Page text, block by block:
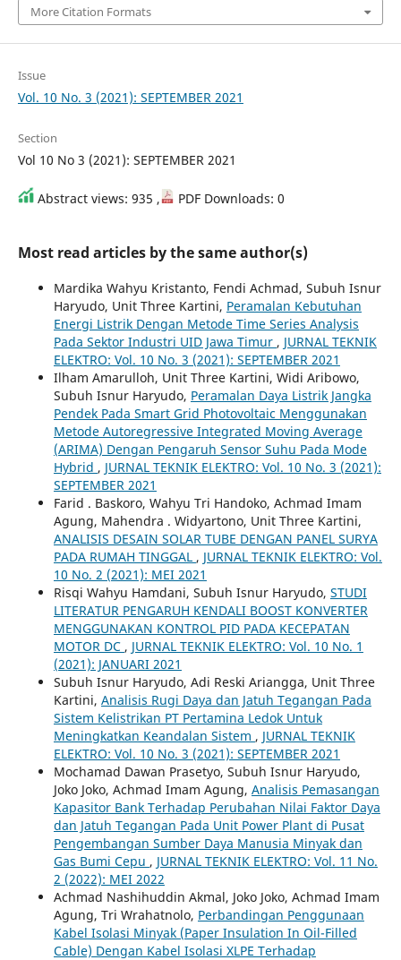
More Citation Formats
Issue
Vol. 10 No. 3 (2021): SEPTEMBER 2021
Section
Vol 10 No 3 (2021): SEPTEMBER 2021
Abstract views: 935 , PDF Downloads: 0
Most read articles by the same author(s)
Mardika Wahyu Kristanto, Fendi Achmad, Subuh Isnur
Haryudo, Unit Three Kartini, Peramalan Kebutuhan
Energi Listrik Dengan Metode Time Series Analysis
Pada Sektor Industri UID Jawa Timur , JURNAL TEKNIK
ELEKTRO: Vol. 10 No. 3 (2021): SEPTEMBER 2021
Ilham Amarulloh, Unit Three Kartini, Widi Aribowo,
Subuh Isnur Haryudo, Peramalan Daya Listrik Jangka
Pendek Pada Smart Grid Photovoltaic Menggunakan
Metode Autoregressive Integrated Moving Average
(ARIMA) Dengan Pengaruh Sensor Suhu Pada Mode
Hybrid , JURNAL TEKNIK ELEKTRO: Vol. 10 No. 3 (2021):
SEPTEMBER 2021
Farid . Baskoro, Wahyu Tri Handoko, Achmad Imam
Agung, Mahendra . Widyartono, Unit Three Kartini,
ANALISIS DESAIN SOLAR TUBE DENGAN PANEL SURYA
PADA RUMAH TINGGAL , JURNAL TEKNIK ELEKTRO: Vol.
10 No. 2 (2021): MEI 2021
Risqi Wahyu Hamdani, Subuh Isnur Haryudo, STUDI
LITERATUR PENGARUH KENDALI BOOST KONVERTER
MENGGUNAKAN KONTROL PID PADA KECEPATAN
MOTOR DC , JURNAL TEKNIK ELEKTRO: Vol. 10 No. 1
(2021): JANUARI 2021
Subuh Isnur Haryudo, Adi Reski Ariangga, Unit Three
Kartini, Analisis Rugi Daya dan Jatuh Tegangan Pada
Sistem Kelistrikan PT Pertamina Ledok Untuk
Meningkatkan Keandalan Sistem , JURNAL TEKNIK
ELEKTRO: Vol. 10 No. 3 (2021): SEPTEMBER 2021
Mochamad Dawan Prasetyo, Subuh Isnur Haryudo,
Joko Joko, Achmad Imam Agung, Analisis Pemasangan
Kapasitor Bank Terhadap Perubahan Nilai Faktor Daya
dan Jatuh Tegangan Pada Unit Power Plant di Pusat
Pengembangan Sumber Daya Manusia Minyak dan
Gas Bumi Cepu , JURNAL TEKNIK ELEKTRO: Vol. 11 No.
2 (2022): MEI 2022
Achmad Nashihuddin Akmal, Joko Joko, Achmad Imam
Agung, Tri Wrahatnolo, Perbandingan Penggunaan
Kabel Isolasi Minyak (Paper Insulation In Oil-Filled
Cable) Dengan Kabel Isolasi XLPE Terhadap